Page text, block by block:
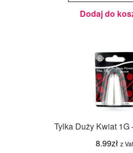
Dodaj do
Tylka Duży Kwiat 1G
8.99zł z Vat